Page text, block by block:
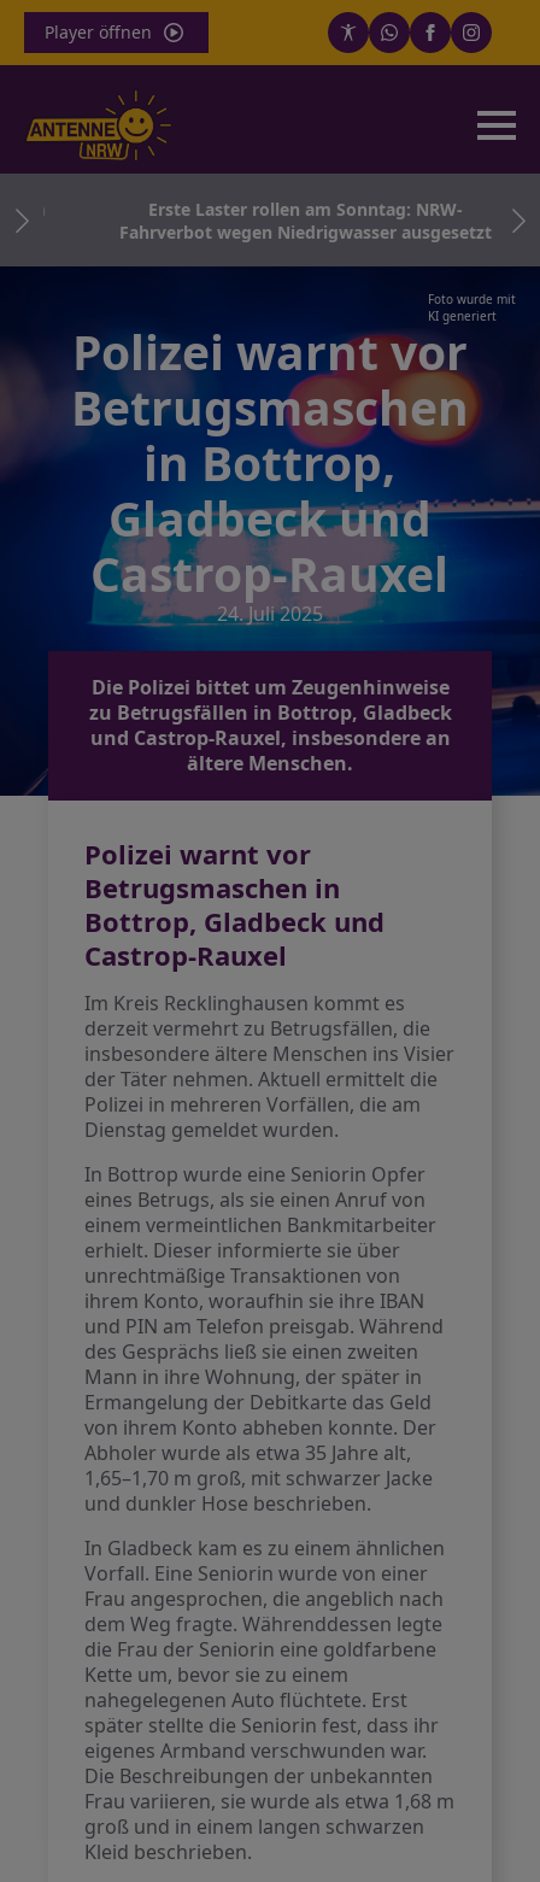
Player öffnen
Erste Laster rollen am Sonntag: NRW-
Fahrverbot wegen Niedrigwasser ausgesetzt
Foto wurde mit
KI generiert
Polizei warnt vor
Betrugsmaschen
in Bottrop,
Gladbeck und
Castrop-Rauxel
24. Juli 2025
Die Polizei bittet um Zeugenhinweise
zu Betrugsfällen in Bottrop, Gladbeck
und Castrop-Rauxel, insbesondere an
ältere Menschen.
Polizei warnt vor
Betrugsmaschen in
Bottrop, Gladbeck und
Castrop-Rauxel
Im Kreis Recklinghausen kommt es
derzeit vermehrt zu Betrugsfällen, die
insbesondere ältere Menschen ins Visier
der Täter nehmen. Aktuell ermittelt die
Polizei in mehreren Vorfällen, die am
Dienstag gemeldet wurden.
In Bottrop wurde eine Seniorin Opfer
eines Betrugs, als sie einen Anruf von
einem vermeintlichen Bankmitarbeiter
erhielt. Dieser informierte sie über
unrechtmäßige Transaktionen von
ihrem Konto, woraufhin sie ihre IBAN
und PIN am Telefon preisgab. Während
des Gesprächs ließ sie einen zweiten
Mann in ihre Wohnung, der später in
Ermangelung der Debitkarte das Geld
von ihrem Konto abheben konnte. Der
Abholer wurde als etwa 35 Jahre alt,
1,65–1,70 m groß, mit schwarzer Jacke
und dunkler Hose beschrieben.
In Gladbeck kam es zu einem ähnlichen
Vorfall. Eine Seniorin wurde von einer
Frau angesprochen, die angeblich nach
dem Weg fragte. Währenddessen legte
die Frau der Seniorin eine goldfarbene
Kette um, bevor sie zu einem
nahegelegenen Auto flüchtete. Erst
später stellte die Seniorin fest, dass ihr
eigenes Armband verschwunden war.
Die Beschreibungen der unbekannten
Frau variieren, sie wurde als etwa 1,68 m
groß und in einem langen schwarzen
Kleid beschrieben.